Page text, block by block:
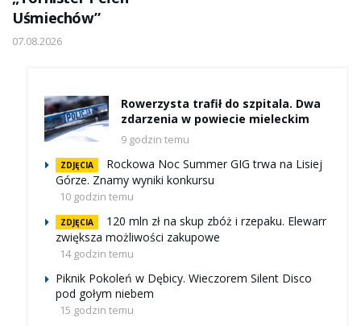
Uśmiechów”
07.08.2026
Rowerzysta trafił do szpitala. Dwa
zdarzenia w powiecie mieleckim
9 godzin temu
ZDJĘCIA
Rockowa Noc Summer GIG trwa na Lisiej
Górze. Znamy wyniki konkursu
10 godzin temu
ZDJĘCIA
120 mln zł na skup zbóż i rzepaku. Elewarr
zwiększa możliwości zakupowe
14 godzin temu
Piknik Pokoleń w Dębicy. Wieczorem Silent Disco
pod gołym niebem
15 godzin temu